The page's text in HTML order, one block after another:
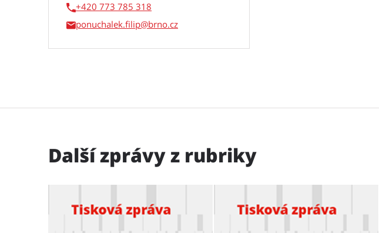
+420 773 785 318
ponuchalek.filip
Další zprávy z rubriky